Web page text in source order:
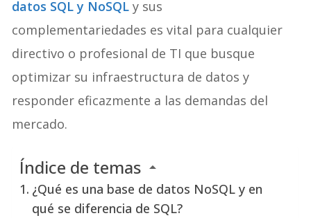
datos SQL y NoSQL y sus
complementariedades es vital para cualquier
directivo o profesional de TI que busque
optimizar su infraestructura de datos y
responder eficazmente a las demandas del
mercado.
Índice de temas
¿Qué es una base de datos NoSQL y en
qué se diferencia de SQL?